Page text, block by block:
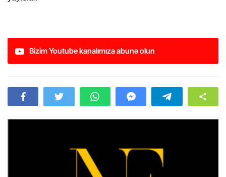
Bizim Youtube kanalımıza abunə olun